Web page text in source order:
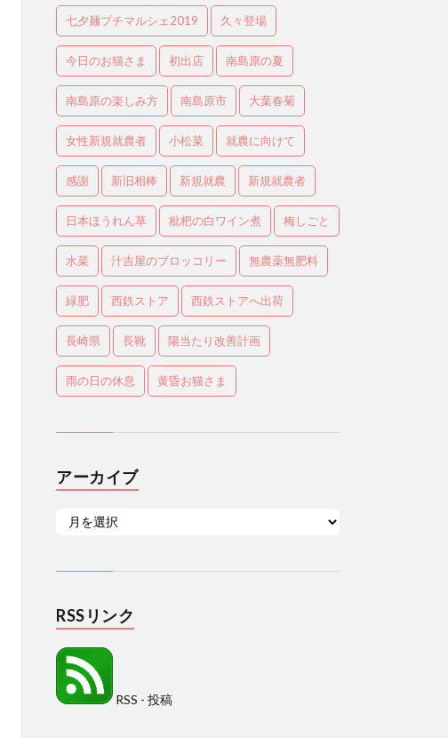
七夕麺プチマルシェ2019 久々登場
今日のお猫さま 初出店 南島原の夏
南島原の楽しみ方 南島原市 大葉春菊
女性新規就農者 小松菜 就農に向けて
感謝 新旧相棒 新規就農 新規就農者
日本ほうれん草 枇杷の白ワイン煮 梅しごと
水菜 汁吉屋のブロッコリー 無農薬無肥料
緑肥 西鉄ストア 西鉄ストアへ出荷
長崎県 長靴 陽当たり改善計画
雨の日の休息 黄昏お猫さま
アーカイブ
RSSリンク
RSS - 投稿